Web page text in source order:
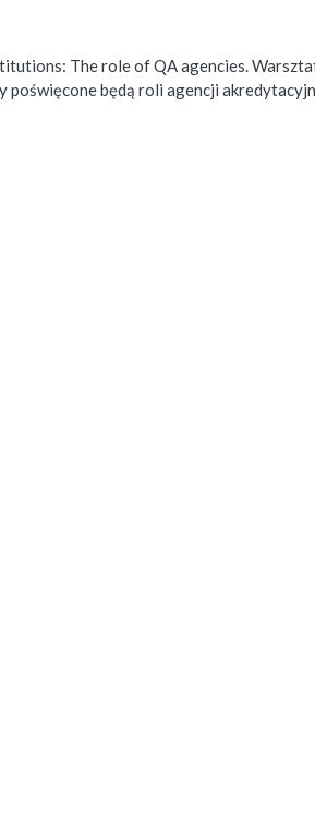
The role of QA agencies.
będą roli agencji